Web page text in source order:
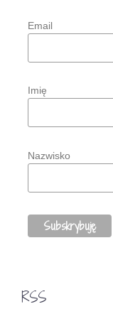
Email
Imię
Nazwisko
RSS